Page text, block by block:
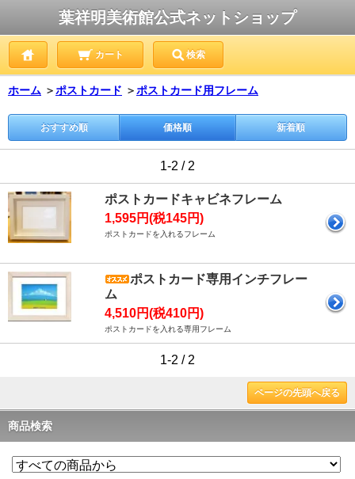
葉祥明美術館公式ネットショップ
カート 検索
ホーム ＞ポストカード ＞ポストカード用フレーム
おすすめ順 価格順 新着順
1-2 / 2
ポストカードキャビネフレーム
1,595円(税145円)
ポストカードを入れるフレーム
ポストカード専用インチフレー
ム
4,510円(税410円)
ポストカードを入れる専用フレーム
1-2 / 2
ページの先頭へ戻る
商品検索